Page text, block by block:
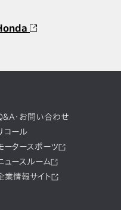
・お問い合わせ
コール
ータースポーツ
ュースルーム
業情報サイト